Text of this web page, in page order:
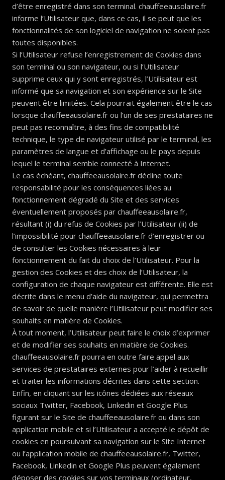
d’être enregistré dans son terminal. chauffeeausolaire.fr
informe l’Utilisateur que, dans ce cas, il se peut que les
fonctionnalités de son logiciel de navigation ne soient pas
toutes disponibles.
Si l’Utilisateur refuse l’enregistrement de Cookies dans
son terminal ou son navigateur, ou si l’Utilisateur
supprime ceux qui y sont enregistrés, l’Utilisateur est
informé que sa navigation et son expérience sur le Site
peuvent être limitées. Cela pourrait également être le cas
lorsque chauffeeausolaire.fr ou l’un de ses prestataires ne
peut pas reconnaître, à des fins de compatibilité
technique, le type de navigateur utilisé par le terminal, les
paramètres de langue et d’affichage ou le pays depuis
lequel le terminal semble connecté à Internet.
Le cas échéant, chauffeeausolaire.fr décline toute
responsabilité pour les conséquences liées au
fonctionnement dégradé du Site et des services
éventuellement proposés par chauffeeausolaire.fr,
résultant (i) du refus de Cookies par l’Utilisateur (ii) de
l’impossibilité pour chauffeeausolaire.fr d’enregistrer ou
de consulter les Cookies nécessaires à leur
fonctionnement du fait du choix de l’Utilisateur. Pour la
gestion des Cookies et des choix de l’Utilisateur, la
configuration de chaque navigateur est différente. Elle est
décrite dans le menu d’aide du navigateur, qui permettra
de savoir de quelle manière l’Utilisateur peut modifier ses
souhaits en matière de Cookies.
À tout moment, l’Utilisateur peut faire le choix d’exprimer
et de modifier ses souhaits en matière de Cookies.
chauffeeausolaire.fr pourra en outre faire appel aux
services de prestataires externes pour l’aider à recueillir
et traiter les informations décrites dans cette section.
Enfin, en cliquant sur les icônes dédiées aux réseaux
sociaux Twitter, Facebook, Linkedin et Google Plus
figurant sur le Site de chauffeeausolaire.fr ou dans son
application mobile et si l’Utilisateur a accepté le dépôt de
cookies en poursuivant sa navigation sur le Site Internet
ou l’application mobile de chauffeeausolaire.fr, Twitter,
Facebook, Linkedin et Google Plus peuvent également
déposer des cookies sur vos terminaux (ordinateur,